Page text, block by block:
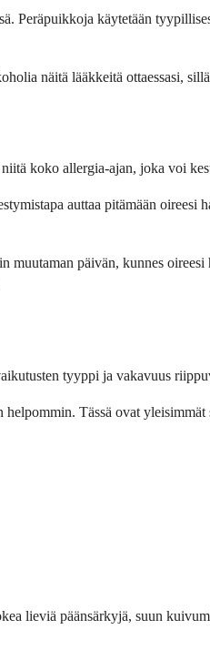
Peräpuikkoja käytetään
näitä lääkkeitä ottaessasi,
koko allergia-ajan, joka voi
auttaa pitämään oireesi
muutaman päivän, kunnes
tyyppi ja vakavuus
Tässä ovat
lieviä päänsärkyjä, suun